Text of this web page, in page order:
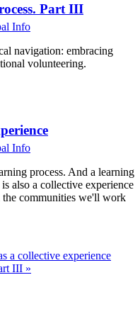
Part III
Info
navigation: embracing
volunteering.
Info
process. And a learning
also a collective experience
communities we'll work
a collective experience
III »